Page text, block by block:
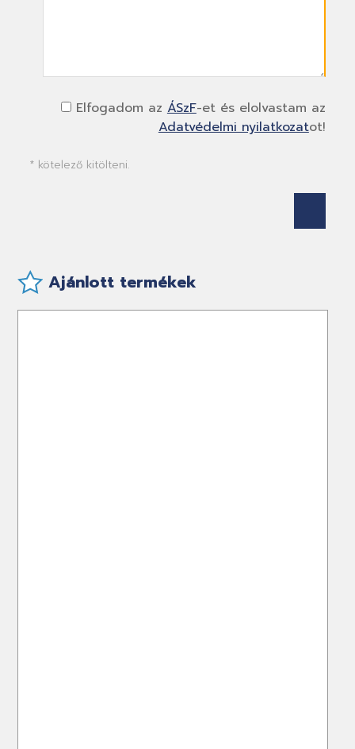
Elfogadom azÁSzF-et és elolvastam az
Adatvédelmi nyilatkozatot!
* kötelező kitölteni.
Ajánlott termékek